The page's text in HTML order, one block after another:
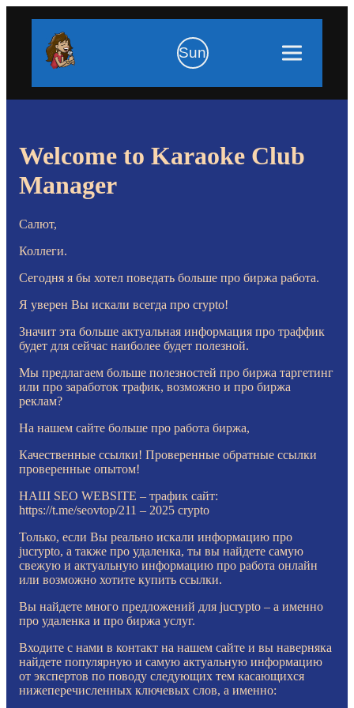
Sun
Welcome to Karaoke Club
Manager
Салют,
Коллеги.
Сегодня я бы хотел поведать больше про биржа работа.
Я уверен Вы искали всегда про crypto!
Значит эта больше актуальная информация про траффик
будет для сейчас наиболее будет полезной.
Мы предлагаем больше полезностей про биржа таргетинг
или про заработок трафик, возможно и про биржа
реклам?
На нашем сайте больше про работа биржа,
Качественные ссылки! Проверенные обратные ссылки
проверенные опытом!
НАШ SEO WEBSITE – трафик сайт:
https://t.me/seovtop/211 – 2025 crypto
Только, если Вы реально искали информацию про
jucrypto, а также про удаленка, ты вы найдете самую
свежую и актуальную информацию про работа онлайн
или возможно хотите купить ссылки.
Вы найдете много предложений для jucrypto – а именно
про удаленка и про биржа услуг.
Входите с нами в контакт на нашем сайте и вы наверняка
найдете популярную и самую актуальную информацию
от экспертов по поводу следующих тем касающихся
нижеперечисленных ключевых слов, а именно: